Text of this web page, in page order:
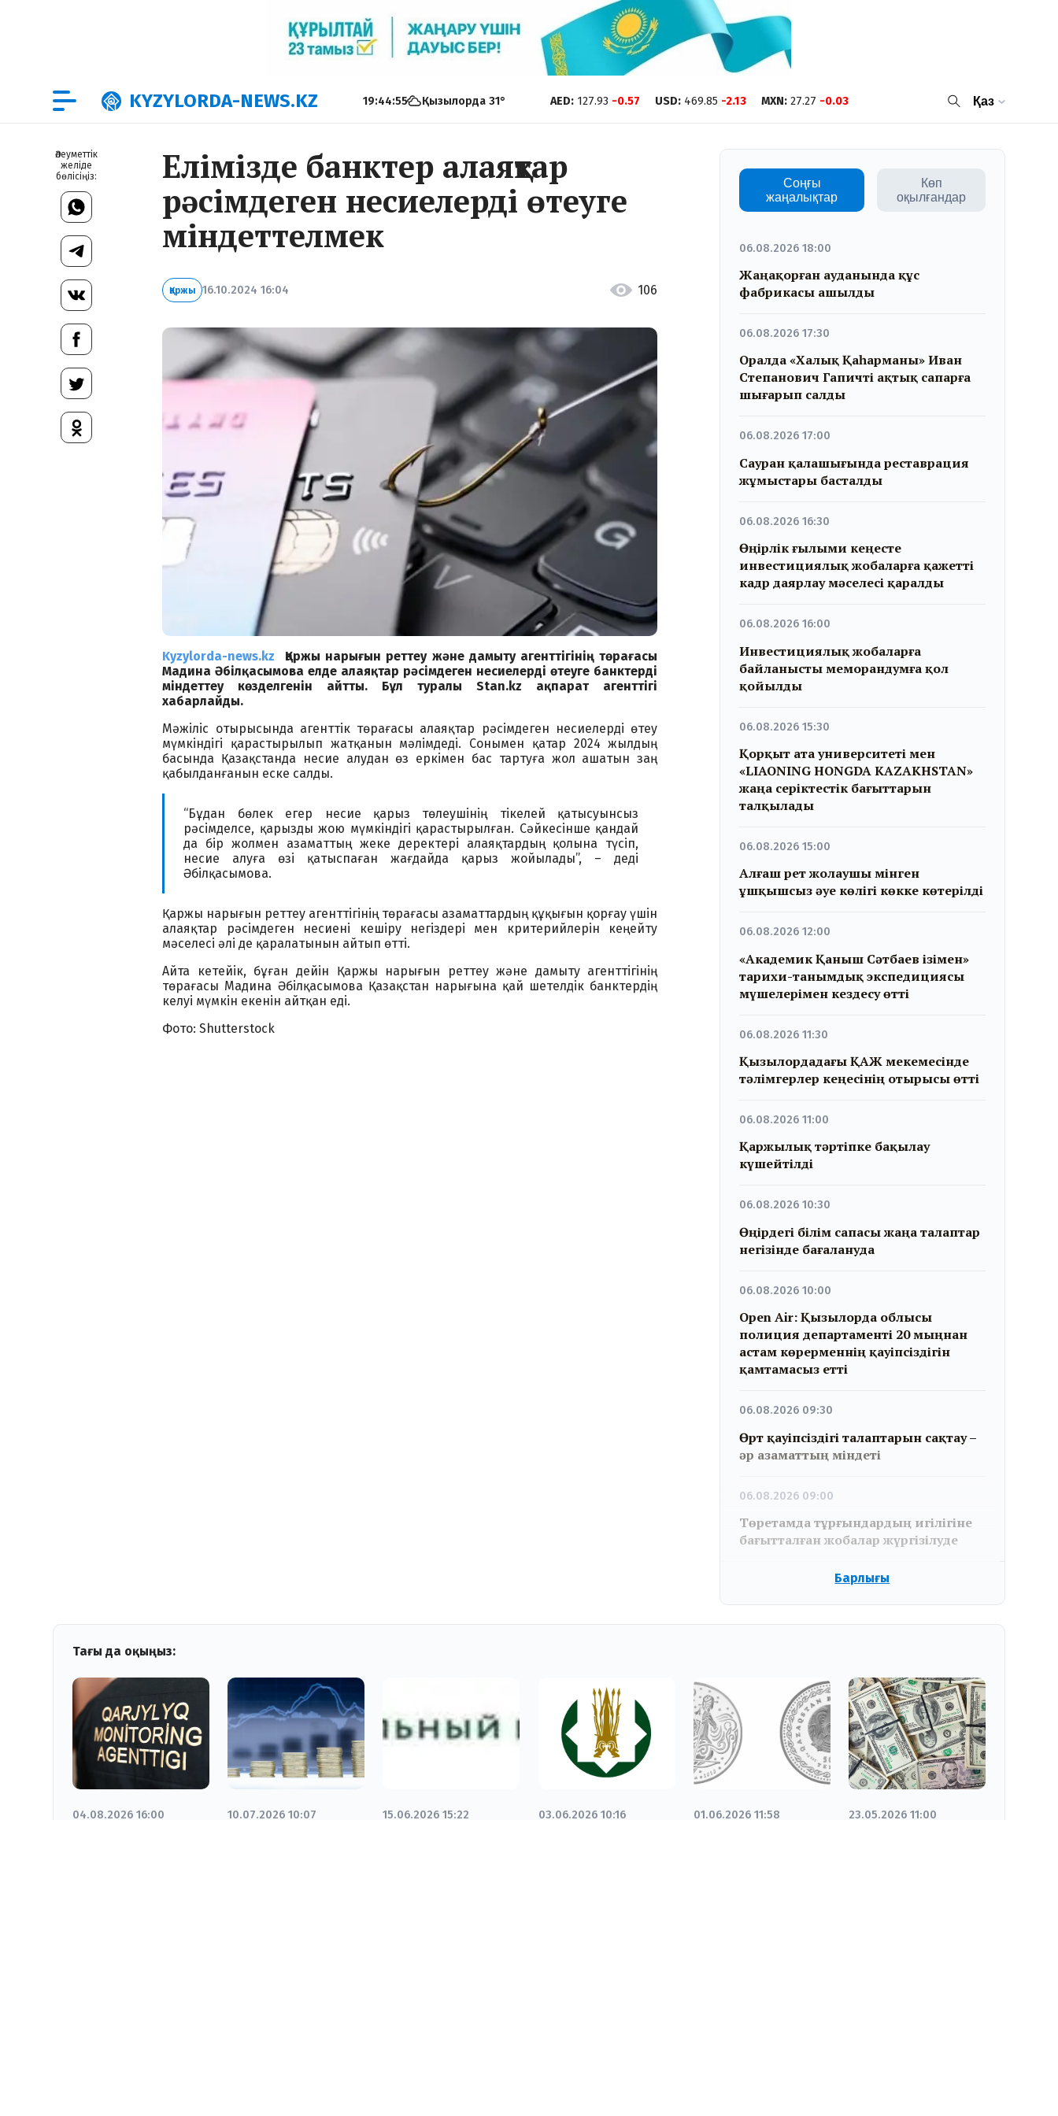
KYZYLORDA-NEWS.KZ 19:44:56 Қызылорда 31° AED: 127.93 -0.57 USD: 469.85 -2.13 MXN: 27.27 -0.03 Қаз
Әлеуметтік
желіде
бөлісіңіз:
Елімізде банктер алаяқтар
рәсімдеген несиелерді өтеуге
міндеттелмек
Қаржы 16.10.2024 16:04 106
Kyzylorda-news.kz Қаржы нарығын реттеу және дамыту агенттігінің төрағасы
Мадина Әбілқасымова елде алаяқтар рәсімдеген несиелерді өтеуге банктерді
міндеттеу көзделгенін айтты. Бұл туралыStan.kz ақпарат агенттігі
хабарлайды.
Мәжіліс отырысында агенттік төрағасы алаяқтар рәсімдеген несиелерді өтеу
мүмкіндігі қарастырылып жатқанын мәлімдеді. Сонымен қатар 2024 жылдың
басында Қазақстанда несие алудан өз еркімен бас тартуға жол ашатын заң
қабылданғанын еске салды.
“Бұдан бөлек егер несие қарыз төлеушінің тікелей қатысуынсыз
рәсімделсе, қарызды жою мүмкіндігі қарастырылған. Сәйкесінше қандай
да бір жолмен азаматтың жеке деректері алаяқтардың қолына түсіп,
несие алуға өзі қатыспаған жағдайда қарыз жойылады”, – деді
Әбілқасымова.
Қаржы нарығын реттеу агенттігінің төрағасы азаматтардың құқығын қорғау үшін
алаяқтар рәсімдеген несиені кешіру негіздері мен критерийлерін кеңейту
мәселесі әлі де қаралатынын айтып өтті.
Айта кетейік, бұған дейін Қаржы нарығын реттеу және дамыту агенттігінің
төрағасы Мадина Әбілқасымова Қазақстан нарығына қай шетелдік банктердің
келуі мүмкін екенін айтқан еді.
Фото: Shutterstock
Соңғы
жаңалықтар
Көп
оқылғандар
06.08.2026 18:00
Жаңақорған ауданында құс
фабрикасы ашылды
06.08.2026 17:30
Оралда «Халық Қаһарманы» Иван
Степанович Гапичті ақтық сапарға
шығарып салды
06.08.2026 17:00
Сауран қалашығында реставрация
жұмыстары басталды
06.08.2026 16:30
Өңірлік ғылыми кеңесте
инвестициялық жобаларға қажетті
кадр даярлау мәселесі қаралды
06.08.2026 16:00
Инвестициялық жобаларға
байланысты меморандумға қол
қойылды
06.08.2026 15:30
Қорқыт ата университеті мен
«LIAONING HONGDA KAZAKHSTAN»
жаңа серіктестік бағыттарын
талқылады
06.08.2026 15:00
Алғаш рет жолаушы мінген
ұшқышсыз әуе көлігі көкке көтерілді
06.08.2026 12:00
«Академик Қаныш Сәтбаев ізімен»
тарихи-танымдық экспедициясы
мүшелерімен кездесу өтті
06.08.2026 11:30
Қызылордадағы ҚАЖ мекемесінде
тәлімгерлер кеңесінің отырысы өтті
06.08.2026 11:00
Қаржылық тәртіпке бақылау
күшейтілді
06.08.2026 10:30
Өңірдегі білім сапасы жаңа талаптар
негізінде бағалануда
06.08.2026 10:00
Open Air: Қызылорда облысы
полиция департаменті 20 мыңнан
астам көрерменнің қауіпсіздігін
қамтамасыз етті
06.08.2026 09:30
Өрт қауіпсіздігі талаптарын сақтау –
әр азаматтың міндеті
06.08.2026 09:00
Төретамда тұрғындардың игілігіне
бағытталған жобалар жүргізілуде
Барлығы
Тағы да оқыңыз:
04.08.2026 16:00 10.07.2026 10:07 15.06.2026 15:22 03.06.2026 10:16 01.06.2026 11:58 23.05.2026 11:00